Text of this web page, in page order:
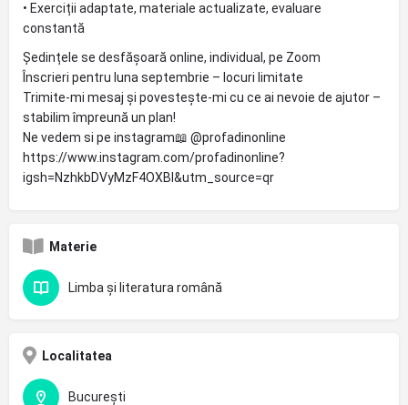
• Exerciții adaptate, materiale actualizate, evaluare
constantă
Ședințele se desfășoară online, individual, pe Zoom
Înscrieri pentru luna septembrie – locuri limitate
Trimite-mi mesaj și povestește-mi cu ce ai nevoie de ajutor –
stabilim împreună un plan!
Ne vedem si pe instagram📖 @profadinonline
https://www.instagram.com/profadinonline?
igsh=NzhkbDVyMzF4OXBl&utm_source=qr
Materie
Limba și literatura română
Localitatea
București